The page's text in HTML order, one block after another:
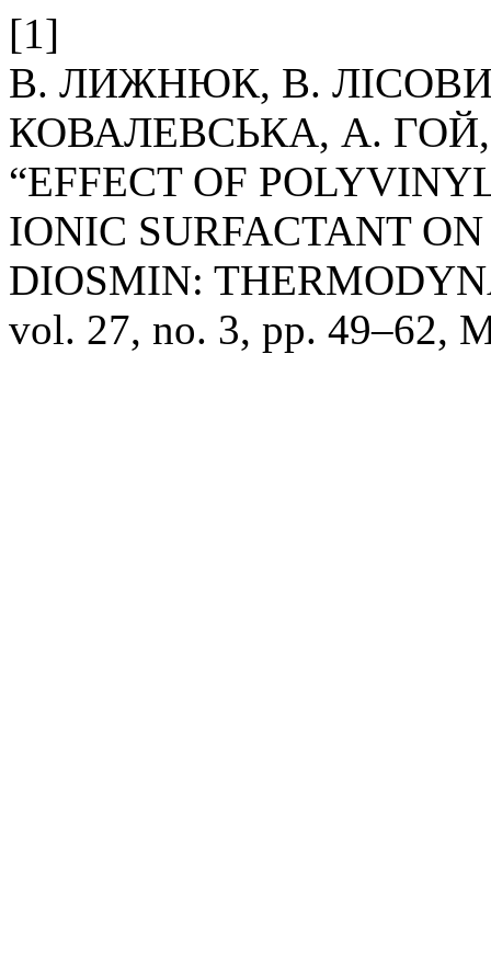
[1]
В. ЛИЖНЮК, В.
КОВАЛЕВСЬКА, А. ГОЙ,
“EFFECT OF
IONIC SURFACTANT
DIOSMIN:
vol. 27, no. 3, pp. 49–62,